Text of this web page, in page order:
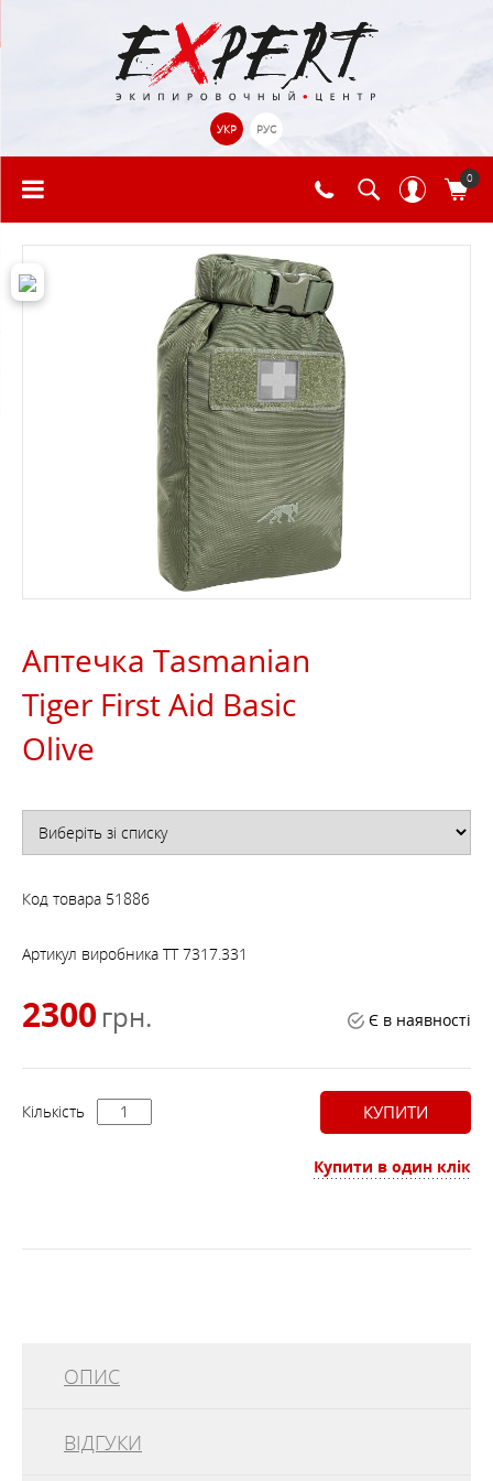
УКР РУС
0
Аптечка Tasmanian
Tiger First Aid Basic
Olive
Код товара 51886
Артикул виробника TT 7317.331
2300 грн. Є в наявності
Кількість КУПИТИ
Купити в один клік
ОПИС
Водонепроницаемая аптечка для повседневного
ВІДГУКИ